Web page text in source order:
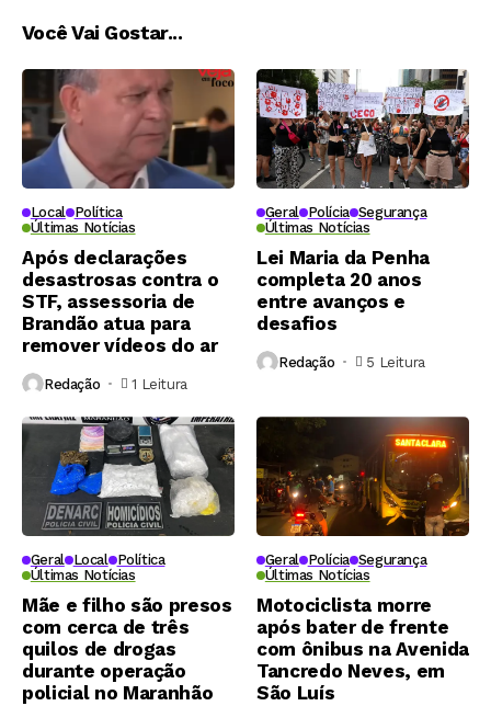
Você Vai Gostar...
Local Política
Últimas Notícias
Após declarações
desastrosas contra o
STF, assessoria de
Brandão atua para
remover vídeos do ar
Redação 1 Leitura
Geral Polícia Segurança
Últimas Notícias
Lei Maria da Penha
completa 20 anos
entre avanços e
desafios
Redação 5 Leitura
Geral Local Política
Últimas Notícias
Mãe e filho são presos
com cerca de três
quilos de drogas
durante operação
policial no Maranhão
Geral Polícia Segurança
Últimas Notícias
Motociclista morre
após bater de frente
com ônibus na Avenida
Tancredo Neves, em
São Luís